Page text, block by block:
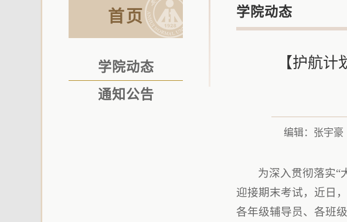
首页
学院动态
通知公告
学院动态
【护航
编辑：张宇豪
为深入贯彻落实“
迎接期末考试， 近日
各年级辅导员、各班